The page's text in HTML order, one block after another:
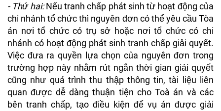
- Thứ hai:Nếu tranh chấp phát sinh từ hoạt động của
chi nhánh tổ chức thì nguyên đơn có thể yêu cầu Tòa
án nơi tổ chức có trụ sở hoặc nơi tổ chức có chi
nhánh có hoạt động phát sinh tranh chấp giải quyết.
Việc đưa ra quyền lựa chọn của nguyên đơn trong
trường hợp này nhằm rút ngắn thời gian giải quyết
cũng như quá trình thu thập thông tin, tài liệu liên
quan được dễ dàng thuận tiện cho Toà án và các
bên tranh chấp, tạo điều kiện để vụ án được giải